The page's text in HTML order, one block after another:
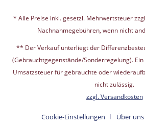
* Alle Preise inkl. gesetzl. Mehrwertsteuer
Nachnahmegebühren, wenn nicht
** Der Verkauf unterliegt der
(Gebrauchtgegenstände/Sonderregelung).
Umsatzsteuer für gebrauchte oder
nicht zulässig.
zzgl. Versandkosten
Cookie-Einstellungen Über uns